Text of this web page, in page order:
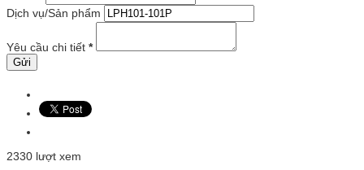
Dịch vụ/Sản phẩm
Yêu cầu chi tiết *
2330 lượt xem